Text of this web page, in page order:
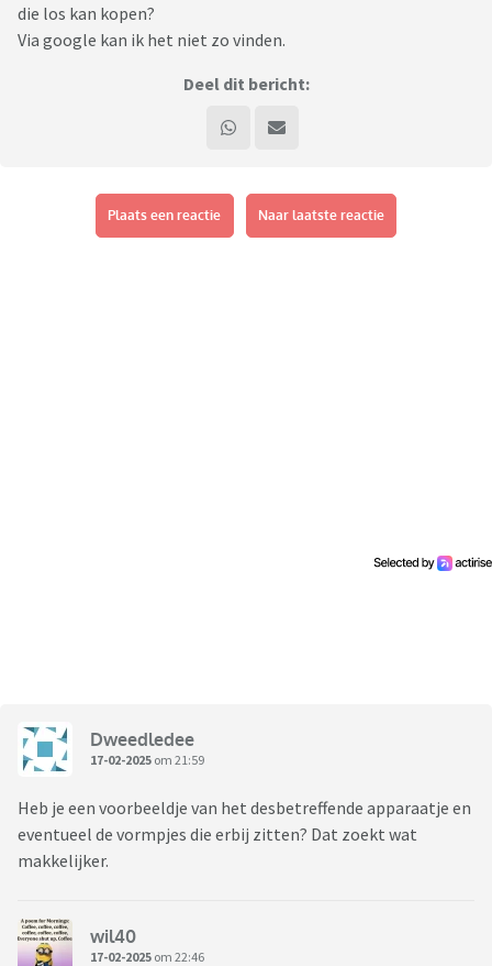
die los kan kopen?
Via google kan ik het niet zo vinden.
Deel dit bericht:
Plaats een reactie Naar laatste reactie
Dweedledee
17-02-2025 om 21:59
Heb je een voorbeeldje van het desbetreffende apparaatje en
eventueel de vormpjes die erbij zitten? Dat zoekt wat
makkelijker.
wil40
17-02-2025 om 22:46